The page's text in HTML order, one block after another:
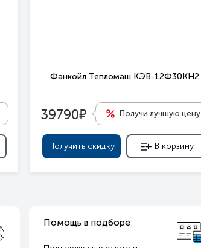
Фанкойл Тепломаш КЭВ-12Ф30КН2
39790е Получи лучшую цену
Получить скидку В корзину
Помощь в подборе